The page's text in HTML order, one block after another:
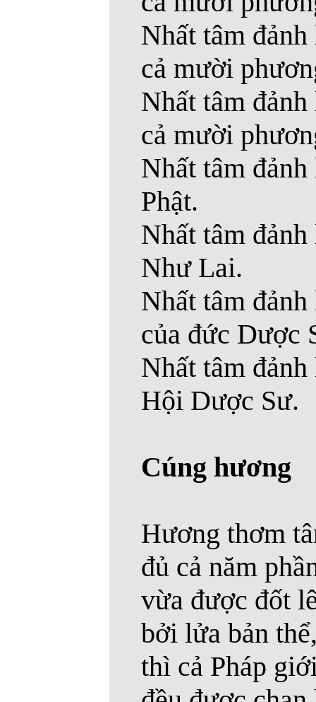
Nhất tâm
cả mười
Nhất tâm
cả mười
Nhất tâm
Phật.
Nhất tâm
Như Lai.
Nhất tâm
của đức Dược
Nhất tâm
Hội Dược Sư.
Cúng hương
Hương thơm
đủ cả năm
vừa được đốt
bởi lửa bản
thì cả Pháp